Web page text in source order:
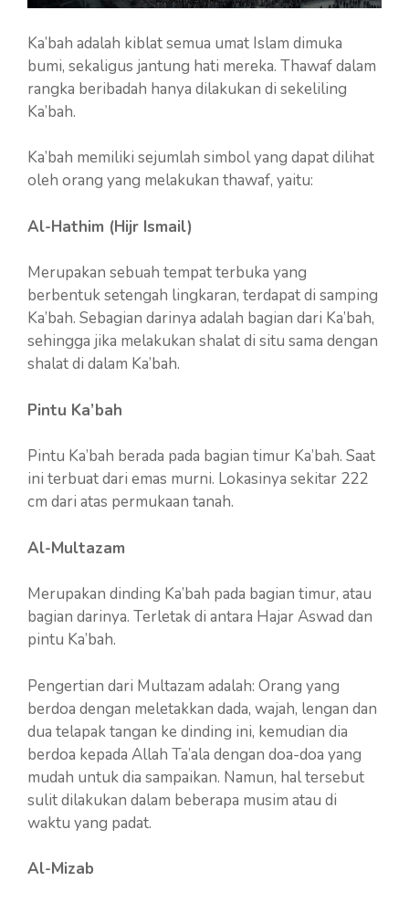
Ka’bah adalah kiblat semua umat Islam dimuka
bumi, sekaligus jantung hati mereka. Thawaf dalam
rangka beribadah hanya dilakukan di sekeliling
Ka’bah.
Ka’bah memiliki sejumlah simbol yang dapat dilihat
oleh orang yang melakukan thawaf, yaitu:
Al-Hathim (Hijr Ismail)
Merupakan sebuah tempat terbuka yang
berbentuk setengah lingkaran, terdapat di samping
Ka’bah. Sebagian darinya adalah bagian dari Ka’bah,
sehingga jika melakukan shalat di situ sama dengan
shalat di dalam Ka’bah.
Pintu Ka’bah
Pintu Ka’bah berada pada bagian timur Ka’bah. Saat
ini terbuat dari emas murni. Lokasinya sekitar 222
cm dari atas permukaan tanah.
Al-Multazam
Merupakan dinding Ka’bah pada bagian timur, atau
bagian darinya. Terletak di antara Hajar Aswad dan
pintu Ka’bah.
Pengertian dari Multazam adalah: Orang yang
berdoa dengan meletakkan dada, wajah, lengan dan
dua telapak tangan ke dinding ini, kemudian dia
berdoa kepada Allah Ta’ala dengan doa-doa yang
mudah untuk dia sampaikan. Namun, hal tersebut
sulit dilakukan dalam beberapa musim atau di
waktu yang padat.
Al-Mizab